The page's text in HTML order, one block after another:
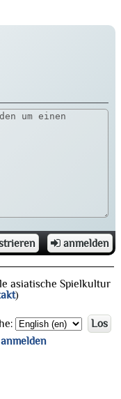
anmelden
asiatische Spielkultur
)
Los
anmelden